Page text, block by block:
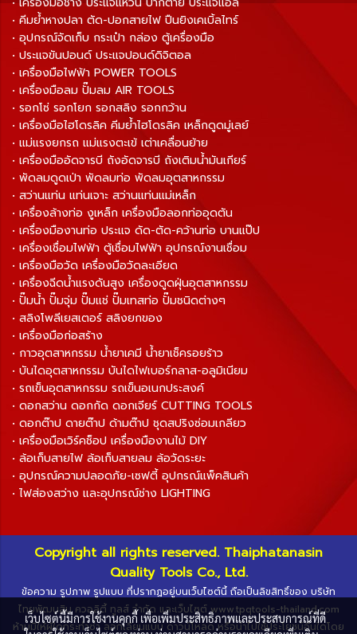
• คีมย้ำหางปลา ตัด-ปอกสายไฟ ปืนยิงเคเบิ้ลไทร์
• อุปกรณ์จัดเก็บ กระเป๋า กล่อง ตู้เครื่องมือ
• ประแจขันปอนด์ ประแจปอนด์ดิจิตอล
• เครื่องมือไฟฟ้า POWER TOOLS
• เครื่องมือลม ปั๊มลม AIR TOOLS
• รอกโซ่ รอกโยก รอกสลิง รอกกว้าน
• เครื่องมือไฮโดรลิค คีมย้ำไฮโดรลิค เหล็กดูดมู่เลย์
• แม่แรงยกรถ แม่แรงตะเข้ เต่าเคลื่อนย้าย
• เครื่องมืออัดจารบี ถังอัดจารบี ถังเติมน้ำมันเกียร์
• พัดลมดูดเป่า พัดลมท่อ พัดลมอุตสาหกรรม
• สว่านแท่น แท่นเจาะ สว่านแท่นแม่เหล็ก
• เครื่องล้างท่อ งูเหล็ก เครื่องมือลอกท่ออุดตัน
• เครื่องมืองานท่อ ประแจ ดัด-ตัด-คว้านท่อ บานแป๊ป
• เครื่องเชื่อมไฟฟ้า ตู้เชื่อมไฟฟ้า อุปกรณ์งานเชื่อม
• เครื่องมือวัด เครื่องมือวัดละเอียด
• เครื่องฉีดน้ำแรงดันสูง เครื่องดูดฝุ่นอุตสาหกรรม
• ปั๊มน้ำ ปั๊มจุ่ม ปั๊มแช่ ปั๊มเทสท่อ ปั๊มชนิดต่างๆ
• สลิงโพลีเยสเตอร์ สลิงยกของ
• เครื่องมือก่อสร้าง
• กาวอุตสาหกรรม น้ำยาเคมี น้ำยาเช็ครอยร้าว
• บันไดอุตสาหกรรม บันไดไฟเบอร์กลาส-อลูมิเนียม
• รถเข็นอุตสาหกรรม รถเข็นอเนกประสงค์
• ดอกสว่าน ดอกกัด ดอกเจียร์ CUTTING TOOLS
• ดอกต๊าป ดายต๊าป ด้ามต๊าป ชุดสปริงซ่อมเกลียว
• เครื่องมือเวิร์คช็อป เครื่องมืองานไม้ DIY
• ล้อเก็บสายไฟ ล้อเก็บสายลม ล้อวัดระยะ
• อุปกรณ์ความปลอดภัย-เซฟตี้ อุปกรณ์แพ็คสินค้า
• ไฟส่องสว่าง และอุปกรณ์ช่าง LIGHTING
Copyright all rights reserved. Thaiphatanasin
Quality Tools Co., Ltd.
ข้อความ รูปภาพ รูปแบบ ที่ปรากฏอยู่บนเว็บไซต์นี้ ถือเป็นลิขสิทธิ์ของ บริษัท
ไทยพัฒนสิน ควอลิตี้ ทูลส์ จำกัด และเว็บไซต์ www.tpqtools-thailand.com
ห้ามมิให้ผู้ใดกระทำซ้ำ ลอกเลียนแบบ ดาวน์โหลด หรือนำไปใช้ประโยชน์อื่นใดโดย
เว็บไซต์นี้มีการใช้งานคุกกี้ เพื่อเพิ่มประสิทธิภาพและประสบการณ์ที่ดี